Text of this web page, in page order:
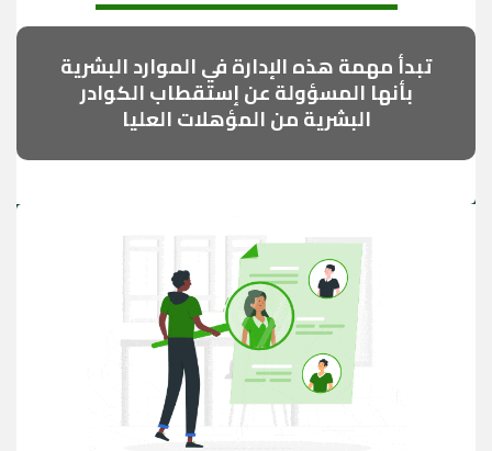
تبدأ مهمة هذه الإدارة في الموارد البشرية
بأنها المسؤولة عن إستقطاب الكوادر
البشرية من المؤهلات العليا